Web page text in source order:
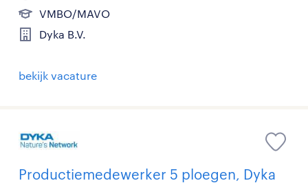
VMBO/MAVO
Dyka B.V.
bekijk vacature
Productiemedewerker 5 ploegen, Dyka